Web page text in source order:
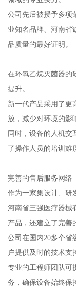
公司先后被授予多项
业知名品牌、河南省
品质量的最好证明。
在环氧乙烷灭菌器的
提升。
新一代产品采用了更
放，减少对环境的影
同时，设备的人机交
了操作人员的培训难
完善的售后服务网络
作为一家集设计、研
河南省三强医疗器械
产品，还建立了完善
公司在国内20多个省
户提供及时的技术支
专业的工程师团队可
务，确保设备始终保